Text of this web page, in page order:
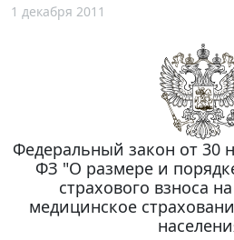
1 декабря 2011
Федеральный закон от 30
ФЗ "О размере и
страхового взноса
медицинское